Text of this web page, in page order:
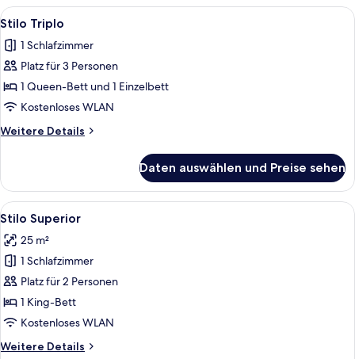
Alle
Fotos
für
Stilo
Triplo
anzeigen
Ein modernes Hotelzimmer mit zwei
4
Stilo Triplo
1 Schlafzimmer
Platz für 3 Personen
1 Queen-Bett und 1 Einzelbett
Kostenloses WLAN
Weitere Details
Weitere
Triplo
Daten auswählen und Preise sehen
Alle
Fotos
für
Stilo
Superior
anzeigen
Ein modernes Hotelzimmer mit
8
Stilo Superior
25 m²
1 Schlafzimmer
Platz für 2 Personen
1 King-Bett
Kostenloses WLAN
Weitere Details
Weitere